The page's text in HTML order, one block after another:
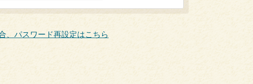
、パスワード再設定はこちら